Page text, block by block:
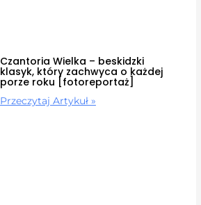
Czantoria Wielka – beskidzki
klasyk, który zachwyca o każdej
porze roku [fotoreportaż]
Przeczytaj Artykuł »